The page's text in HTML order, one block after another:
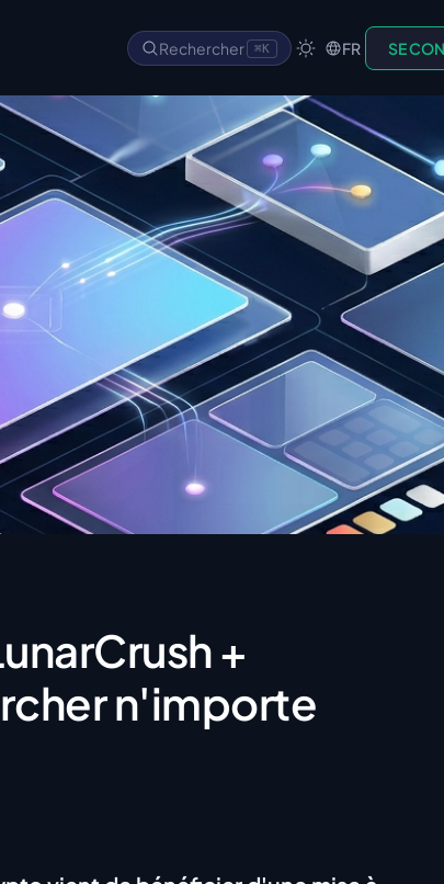
Rechercher ⌘K FR SE
+
n'importe